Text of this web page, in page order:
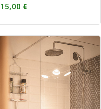
15,00 €